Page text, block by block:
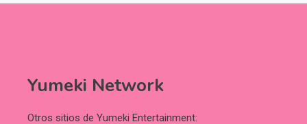
Yumeki Network
Otros sitios de Yumeki Entertainment: